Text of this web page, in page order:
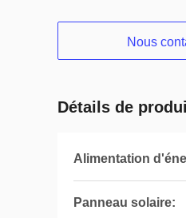
Nous
Détails de
Alimentation
Panneau solaire: